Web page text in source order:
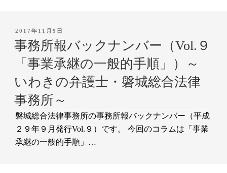
投
稿
日:
2017年11月9日
事務所報バックナンバー（Vol.９
「事業承継の一般的手順」）～
いわきの弁護士・磐城総合法律
事務所～
磐城総合法律事務所の事務所報バックナンバー（平成
２９年９月発行Vol.９）です。 今回のコラムは「事業
承継の一般的手順」…